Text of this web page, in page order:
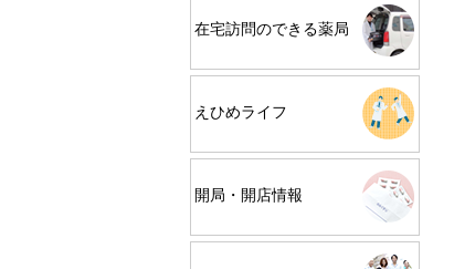
在宅訪問のできる薬局
えひめライフ
開局・開店情報